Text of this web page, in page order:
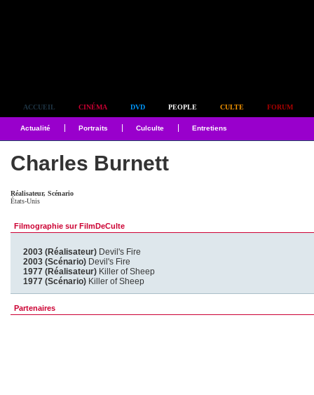
ACCUEIL CINÉMA DVD PEOPLE CULTE FORUM
Actualité Portraits Culculte Entretiens
Charles Burnett
Réalisateur, Scénario
États-Unis
Filmographie sur FilmDeCulte
2003 (Réalisateur) Devil's Fire
2003 (Scénario) Devil's Fire
1977 (Réalisateur) Killer of Sheep
1977 (Scénario) Killer of Sheep
Partenaires